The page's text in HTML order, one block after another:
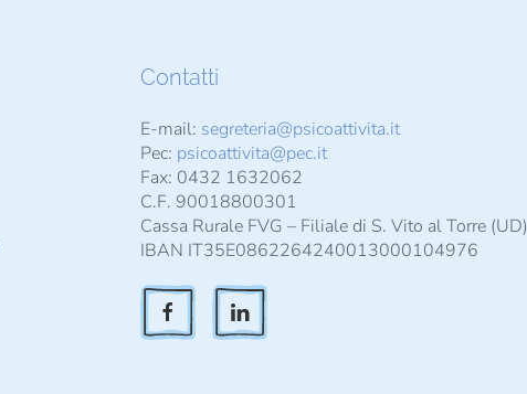
Contatti
E-mail: segreteria@psicoattivita.it
Pec: psicoattivita@pec.it
Fax: 0432 1632062
C.F. 90018800301
Cassa Rurale FVG – Filiale di S. Vito al Torre (UD)
IBAN IT35E0862264240013000104976